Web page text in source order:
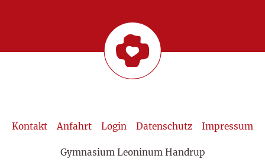
Kontakt Anfahrt Login Datenschutz Impressum
Gymnasium Leoninum Handrup